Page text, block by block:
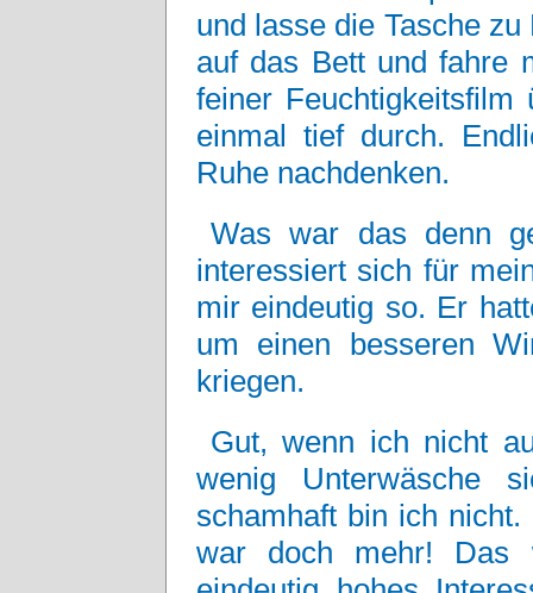
und lasse die Tasche
auf das Bett und fahre
feiner
einmal tief durch.
Ruhe nachdenken.
Was war das denn
interessiert sich für
mir eindeutig so. Er
um einen besseren
kriegen.
Gut, wenn ich nicht
wenig Unterwäsche
schamhaft bin ich
war doch mehr! Das